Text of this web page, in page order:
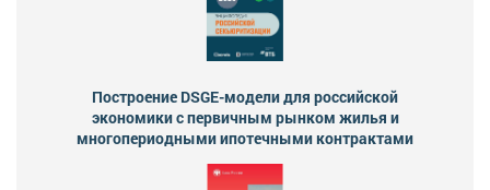
Построение DSGE-модели для российской
экономики с первичным рынком жилья и
многопериодными ипотечными контрактами